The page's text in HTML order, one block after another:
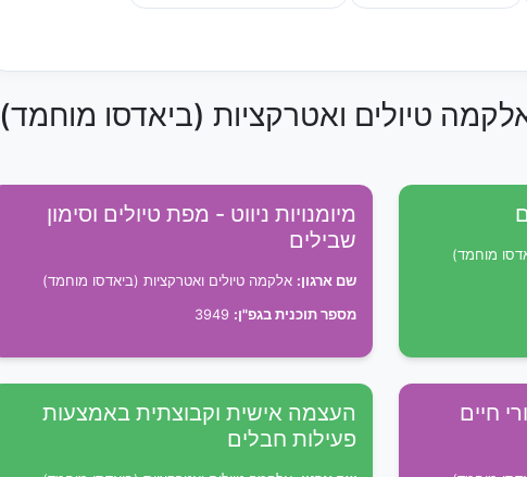
טיולים ואטרקציות (ביאדסו מוחמד)
מוחמד)
מיומנויות ניווט - מפת טיולים וסימון
שבילים
שם ארגון: אלקמה טיולים ואטרקציות (ביאדסו מוחמד)
מספר תוכנית בגפ"ן:
חיים
העצמה אישית וקבוצתית באמצעות
פעילות חבלים